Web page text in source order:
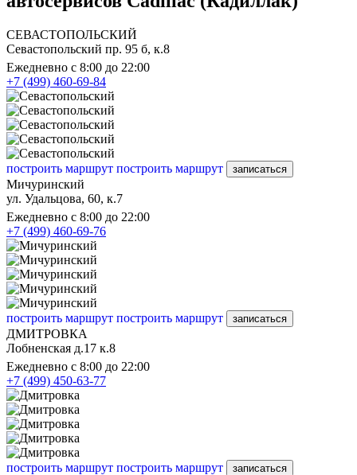
СЕВАСТОПОЛЬСКИЙ
Севастопольский пр. 95 б, к.8
Ежедневно с 8:00 до 22:00
+7 (499) 460-69-84
построить маршрут построить маршрут записаться
Мичуринский
ул. Удальцова, 60, к.7
Ежедневно с 8:00 до 22:00
+7 (499) 460-69-76
построить маршрут построить маршрут записаться
ДМИТРОВКА
Лобненская д.17 к.8
Ежедневно с 8:00 до 22:00
+7 (499) 450-63-77
построить маршрут построить маршрут записаться